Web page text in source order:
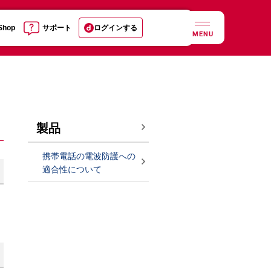
サポート ログインする
MENU
製品
携帯電話の電波防護への
適合性について